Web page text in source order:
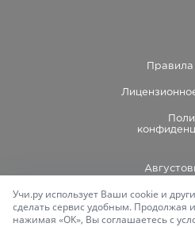
Учи.ру использует Ваши cookie и
сделать сервис удобным. Продолжая
нажимая «ОК», Вы соглашаетесь с